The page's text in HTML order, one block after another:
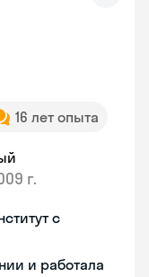
16 лет опыта
г.
с
и работала